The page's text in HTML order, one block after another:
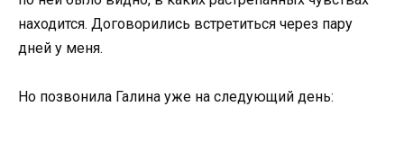
находится. Договорились встретиться через пару
дней у меня.
Но позвонила Галина уже на следующий день: